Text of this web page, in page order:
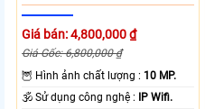
Giá bán: 4,800,000 ₫
Giá Gốc: 6,800,000 ₫
🦉 Hình ảnh chất lượng : 10 MP.
🕉️ Sử dụng công nghệ : IP Wifi.